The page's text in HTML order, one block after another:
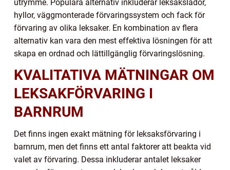
utrymme. Populära alternativ inkluderar leksakslådor,
hyllor, väggmonterade förvaringssystem och fack för
förvaring av olika leksaker. En kombination av flera
alternativ kan vara den mest effektiva lösningen för att
skapa en ordnad och lättillgänglig förvaringslösning.
KVALITATIVA MÄTNINGAR OM
LEKSAKFÖRVARING I
BARNRUM
Det finns ingen exakt mätning för leksaksförvaring i
barnrum, men det finns ett antal faktorer att beakta vid
valet av förvaring. Dessa inkluderar antalet leksaker